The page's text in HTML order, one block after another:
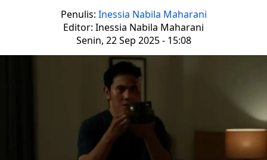
Penulis: Inessia Nabila Maharani
Editor: Inessia Nabila Maharani
Senin, 22 Sep 2025 - 15:08